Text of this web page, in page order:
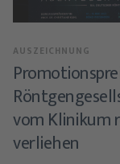
AUSZEICHNUNG
vom Klinikum
verliehen